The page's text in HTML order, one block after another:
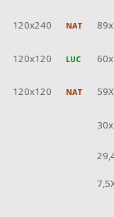
120x240 NAT
120x120 LUC
120x120 NAT